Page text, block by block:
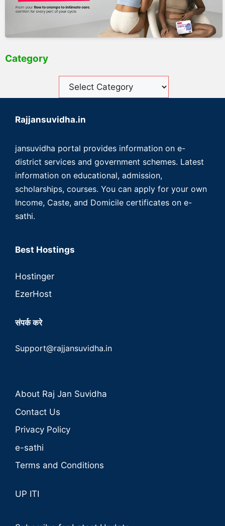
Category
Rajjansuvidha.in
jansuvidha portal provides information on e-
district services and government schemes. Latest
information on educational, admission,
scholarships, courses. You can apply for your own
Income, Caste, and Domicile certificates on e-
sathi.
Best Hostings
Hostinger
EzerHost
संपर्क करे
Support@rajjansuvidha.in
About Raj Jan Suvidha
Contact Us
Privacy Policy
e-sathi
Terms and Conditions
UP ITI